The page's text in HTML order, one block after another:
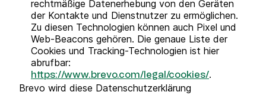
rechtmäßige Datenerhebung von den Geräten
der Kontakte und Dienstnutzer zu ermöglichen.
Zu diesen Technologien können auch Pixel und
Web-Beacons gehören. Die genaue Liste der
Cookies und Tracking-Technologien ist hier
abrufbar:
https://www.brevo.com/legal/cookies/.
Brevo wird diese Datenschutzerklärung